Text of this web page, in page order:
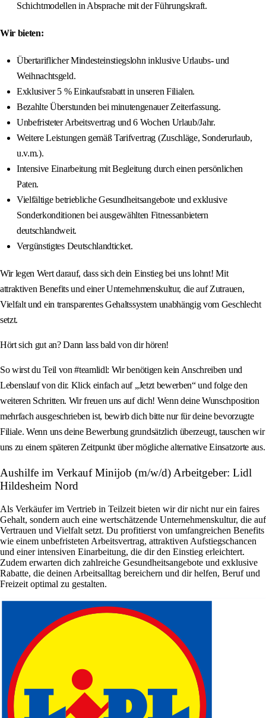
Schichtmodellen in Absprache mit der Führungskraft.
Wir bieten:
Übertariflicher Mindesteinstiegslohn inklusive Urlaubs- und
Weihnachtsgeld.
Exklusiver 5 % Einkaufsrabatt in unseren Filialen.
Bezahlte Überstunden bei minutengenauer Zeiterfassung.
Unbefristeter Arbeitsvertrag und 6 Wochen Urlaub/Jahr.
Weitere Leistungen gemäß Tarifvertrag (Zuschläge, Sonderurlaub,
u.v.m.).
Intensive Einarbeitung mit Begleitung durch einen persönlichen
Paten.
Vielfältige betriebliche Gesundheitsangebote und exklusive
Sonderkonditionen bei ausgewählten Fitnessanbietern
deutschlandweit.
Vergünstigtes Deutschlandticket.
Wir legen Wert darauf, dass sich dein Einstieg bei uns lohnt! Mit
attraktiven Benefits und einer Unternehmenskultur, die auf Zutrauen,
Vielfalt und ein transparentes Gehaltssystem unabhängig vom Geschlecht
setzt.
Hört sich gut an? Dann lass bald von dir hören!
So wirst du Teil von #teamlidl: Wir benötigen kein Anschreiben und
Lebenslauf von dir. Klick einfach auf „Jetzt bewerben“ und folge den
weiteren Schritten. Wir freuen uns auf dich! Wenn deine Wunschposition
mehrfach ausgeschrieben ist, bewirb dich bitte nur für deine bevorzugte
Filiale. Wenn uns deine Bewerbung grundsätzlich überzeugt, tauschen wir
uns zu einem späteren Zeitpunkt über mögliche alternative Einsatzorte aus.
Aushilfe im Verkauf Minijob (m/w/d) Arbeitgeber: Lidl
Hildesheim Nord
Als Verkäufer im Vertrieb in Teilzeit bieten wir dir nicht nur ein faires
Gehalt, sondern auch eine wertschätzende Unternehmenskultur, die auf
Vertrauen und Vielfalt setzt. Du profitierst von umfangreichen Benefits
wie einem unbefristeten Arbeitsvertrag, attraktiven Aufstiegschancen
und einer intensiven Einarbeitung, die dir den Einstieg erleichtert.
Zudem erwarten dich zahlreiche Gesundheitsangebote und exklusive
Rabatte, die deinen Arbeitsalltag bereichern und dir helfen, Beruf und
Freizeit optimal zu gestalten.